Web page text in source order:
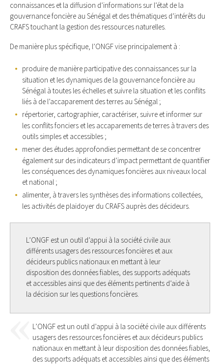
connaissances et la diffusion d’informations sur l’état de la
gouvernance foncière au Sénégal et des thématiques d’intérêts du
CRAFS touchant la gestion des ressources naturelles.
De manière plus spécifique, l’ONGF vise principalement à :
produire de manière participative des connaissances sur la
situation et les dynamiques de la gouvernance foncière au
Sénégal à toutes les échelles et suivre la situation et les conflits
liés à de l’accaparement des terres au Sénégal ;
répertorier, cartographier, caractériser, suivre et informer sur
les conflits fonciers et les accaparements de terres à travers des
outils simples et accessibles ;
mener des études approfondies permettant de se concentrer
également sur des indicateurs d’impact permettant de quantifier
les conséquences des dynamiques foncières aux niveaux local
et national ;
alimenter, à travers les synthèses des informations collectées,
les activités de plaidoyer du CRAFS auprès des décideurs.
L’ONGF est un outil d’appui à la société civile aux
différents usagers des ressources foncières et aux
décideurs publics nationaux en mettant à leur
disposition des données fiables, des supports adéquats
et accessibles ainsi que des éléments pertinents d’aide à
la décision sur les questions foncières.
L’ONGF est un outil d’appui à la société civile aux différents
usagers des ressources foncières et aux décideurs publics
nationaux en mettant à leur disposition des données fiables,
des supports adéquats et accessibles ainsi que des éléments